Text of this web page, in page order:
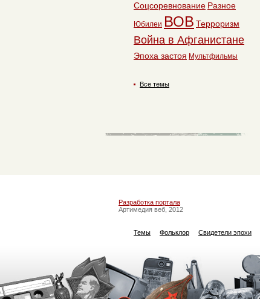
Соцсоревнование Разное
Юбилеи ВОВ Терроризм
Война в Афганистане
Эпоха застоя Мультфильмы
Все темы
Разработка портала
Артимедия веб, 2012
Темы Фольклор Свидетели эпохи